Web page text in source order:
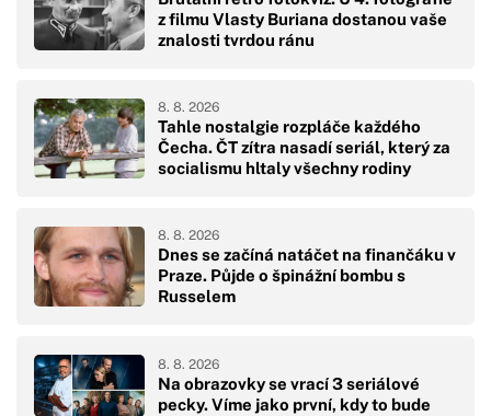
z filmu Vlasty Buriana dostanou vaše
znalosti tvrdou ránu
Tahle nostalgie rozpláče každého
Čecha. ČT zítra nasadí seriál, který za
socialismu hltaly všechny rodiny
8. 8. 2026
Dnes se začíná natáčet na finančáku v
Praze. Půjde o špinážní bombu s
Russelem
8. 8. 2026
Na obrazovky se vrací 3 seriálové
pecky. Víme jako první, kdy to bude
8. 8. 2026